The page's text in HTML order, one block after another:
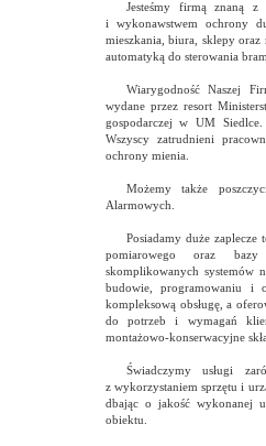
Jesteśmy firmą znaną
i wykonawstwem ochrony
mieszkania, biura, sklepy
automatyką do sterowania
Wiarygodność Naszej
wydane przez resort
gospodarczej w UM Siedlce.
Wszyscy zatrudnieni
ochrony mienia.
Możemy także
Alarmowych.
Posiadamy duże zaplecze
pomiarowego oraz bazy
skomplikowanych systemów
budowie, programowaniu i
kompleksową obsługę, a
do potrzeb i wymagań
montażowo-konserwacyjne
Świadczymy usługi
z wykorzystaniem sprzętu i
dbając o jakość wykonanej
obiektu.